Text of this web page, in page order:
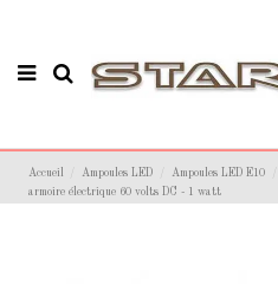
Accueil Ampoules LED Ampoules LED E10
armoire électrique 60 volts DC - 1 watt